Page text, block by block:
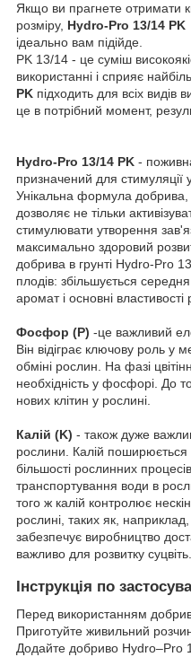
Якщо ви прагнете отримати
розміру, Hydro-Pro 13/14 PK
ідеально вам підійде.
PK 13/14 - це суміш
використанні і сприяє
PK підходить для всіх
це в потрібний момент,
Hydro-Pro 13/14 PK -
призначений для стимуляції
Унікальна формула
дозволяє не тільки
стимулювати утворення
максимально здоровий
добрива в грунті Hydro-Pro
плодів: збільшується
аромат і основні властивості
Фосфор (P) -це важливий
Він відіграє ключову роль у
обміні рослин. На фазі
необхідність у фосфорі. До
нових клітин у рослині.
Калій (K) - також дуже
рослини. Калій поширюється
більшості рослинних
транспортування води в
того ж калій контролює
рослині, таких як,
забезпечує виробництво
важливо для розвитку суцвіть.
Інструкція по
Перед використанням
Приготуйте живильний
Додайте добриво Hydro–Pro